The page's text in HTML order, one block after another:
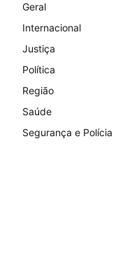
Geral
Internacional
Justiça
Política
Região
Saúde
Segurança e Polícia